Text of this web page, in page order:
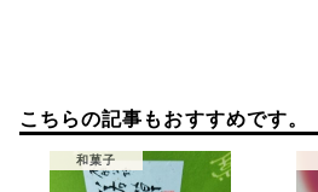
こちらの記事もおすすめです。
和菓子